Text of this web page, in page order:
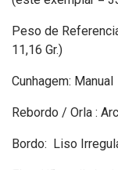
Peso de
11,16 Gr.)
Cunhagem: Manual
Rebordo / Orla :
Bordo: Liso